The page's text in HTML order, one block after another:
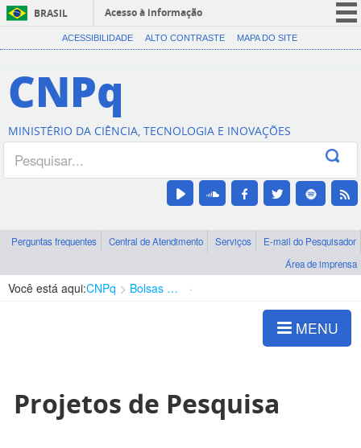
BRASIL
Acesso à informação
CORONAVÍRUS (COVID-19)
Canais
ACESSIBILIDADE ALTO CONTRASTE MAPA DO SITE
CNPq
MINISTÉRIO DA CIÊNCIA, TECNOLOGIA E INOVAÇÕES
Perguntas frequentes Central de Atendimento Serviços
E-mail do Pesquisador
Área de imprensa
Você está aqui:CNPq Bolsas e Auxílios Vigentes
MENU
Projetos de Pesquisa